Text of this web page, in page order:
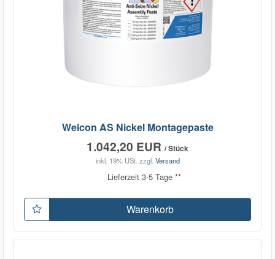
Weicon AS Nickel Montagepaste
1.042,20 EUR / Stück
inkl. 19% USt. zzgl. Versand
Lieferzeit 3-5 Tage **
Warenkorb